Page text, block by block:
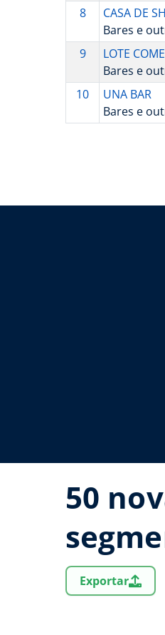
8
CASA DE
Bares e
9
LOTE
Bares e
10
UNA BAR
Bares e
50
Exportar